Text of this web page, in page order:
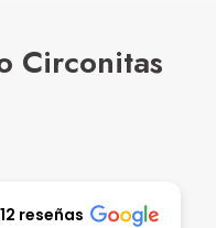
Circonitas
reseñas